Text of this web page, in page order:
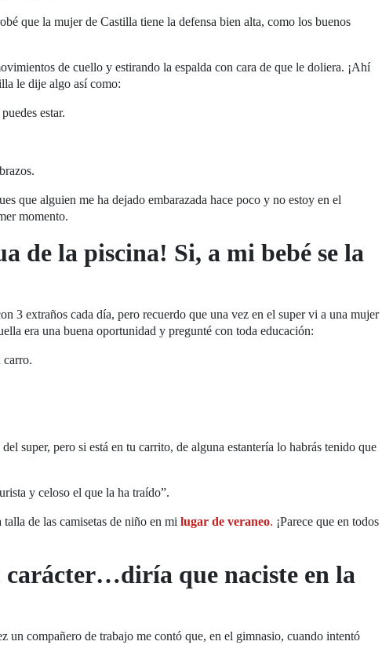
que la mujer de Castilla tiene la defensa bien alta, como los buenos
de cuello y estirando la espalda con cara de que le doliera. ¡Ahí
le dije algo así como:
estar.
que alguien me ha dejado embarazada hace poco y no estoy en el
momento.
de la piscina! Si, a mi bebé se la
3 extraños cada día, pero recuerdo que una vez en el super vi a una mujer
era una buena oportunidad y pregunté con toda educación:
carro.
super, pero si está en tu carrito, de alguna estantería lo habrás tenido que
y celoso el que la ha traído”.
de las camisetas de niño en mi lugar de veraneo. ¡Parece que en todos
carácter…diría que naciste en la
un compañero de trabajo me contó que, en el gimnasio, cuando intentó